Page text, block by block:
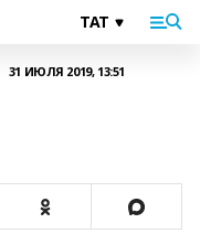
31 ИЮЛЯ 2019, 13:51